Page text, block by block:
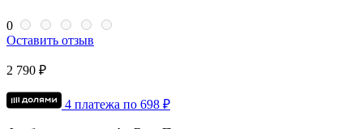
0
Оставить отзыв
2 790 ₽
4 платежа по 698 ₽